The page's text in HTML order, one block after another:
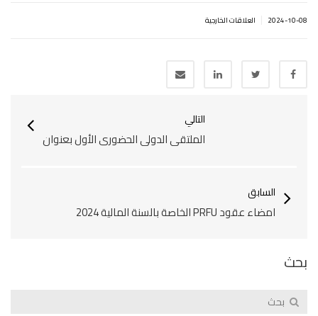
2024-10-08 العلاقات الخارجية
التالي
الملتقى الدولي الحضوري الأول بعنوان
السابق
امضاء عقود PRFU الخاصة بالسنة المالية 2024
بحث